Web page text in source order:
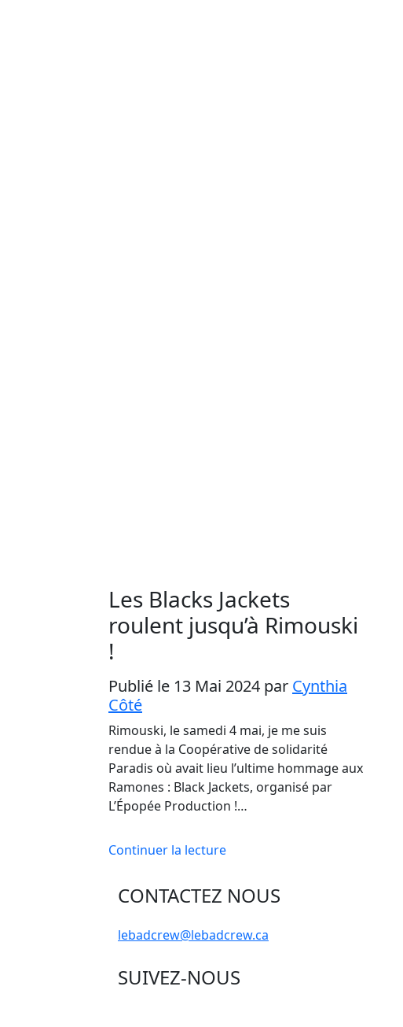
Les Blacks Jackets
roulent jusqu’à Rimouski
!
Publié le 13 Mai 2024 par Cynthia
Côté
Rimouski, le samedi 4 mai, je me suis
rendue à la Coopérative de solidarité
Paradis où avait lieu l’ultime hommage aux
Ramones : Black Jackets, organisé par
L’Épopée Production !…
Continuer la lecture
CONTACTEZ NOUS
lebadcrew@lebadcrew.ca
SUIVEZ-NOUS